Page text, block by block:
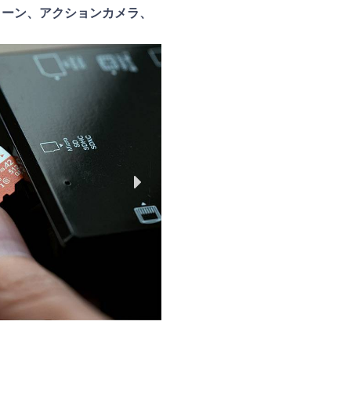
ン、アクションカメラ、